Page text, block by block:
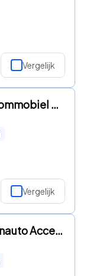
Vergelijk
Aixam City - Brommobiel e Sport Automaat | Elektrisch | Elek.Ra
Vergelijk
Aixam City - Minauto Access minicar Centrale deurvergrendeling,